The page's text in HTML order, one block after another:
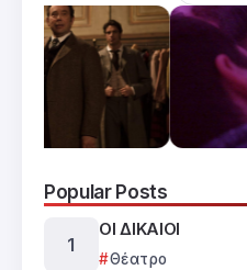
Popular Posts
ΟΙ ΔΙΚΑΙΟΙ
Θέατρο